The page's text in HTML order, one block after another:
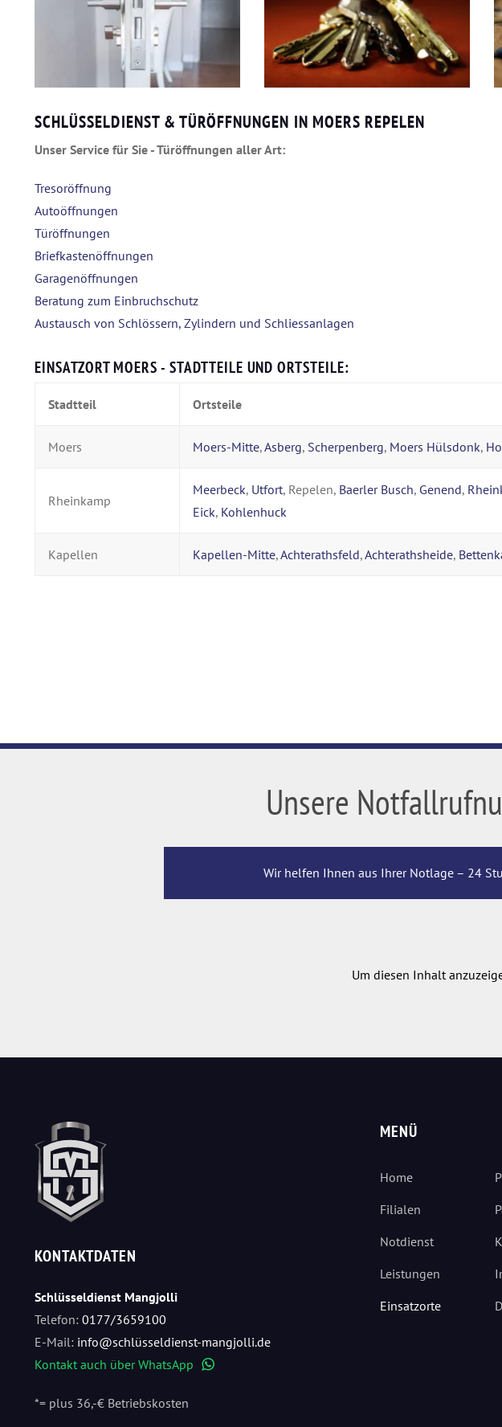
SCHLÜSSELDIENST & TÜRÖFFNUNGEN IN MOERS REPELEN
Unser Service für Sie - Türöffnungen aller Art:
Tresoröffnung
Autoöffnungen
Türöffnungen
Briefkastenöffnungen
Garagenöffnungen
Beratung zum Einbruchschutz
Austausch von Schlössern, Zylindern und Schliessanlagen
EINSATZORT MOERS - STADTTEILE UND ORTSTEILE:
Stadtteil Ortsteile
Moers Moers-Mitte,Asberg, Scherpenberg, Moers Hülsdonk,
Rheinkamp
Meerbeck, Utfort, Repelen, Baerler Busch, Genend,
Eick, Kohlenhuck
Kapellen Kapellen-Mitte,Achterathsfeld,Achterathsheide,
Unsere
Wir helfen Ihnen aus Ihrer Notlage – 24
Um diesen Inhalt
KONTAKTDATEN
Schlüsseldienst Mangjolli
Telefon: 0177/3659100
E-Mail: info@schlüsseldienst-mangjolli.de
Kontakt auch über WhatsApp
*= plus 36,-€ Betriebskosten
MENÜ
Home
Filialen
Notdienst
Leistungen
Einsatzorte